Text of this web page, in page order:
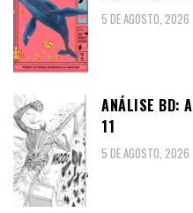
5 DE AGOSTO, 2026
ANÁLISE BD:
11
5 DE AGOSTO, 2026